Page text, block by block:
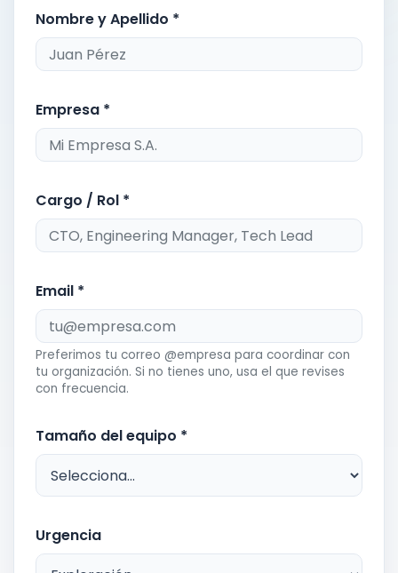
Nombre y Apellido *
Empresa *
Cargo / Rol *
Email *
Preferimos tu correo @empresa para coordinar con
tu organización. Si no tienes uno, usa el que revises
con frecuencia.
Tamaño del equipo *
Urgencia